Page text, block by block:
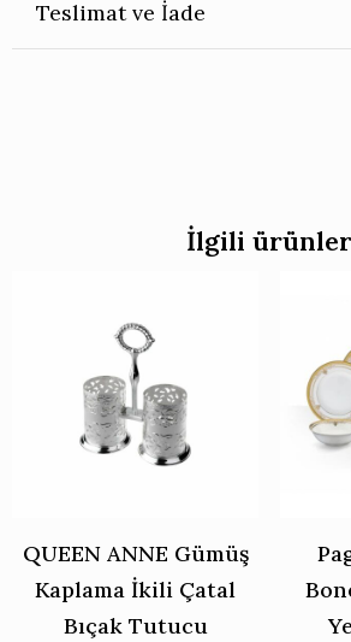
Teslimat ve İade
İlgili ürünler
QUEEN ANNE Gümüş
Kaplama İkili Çatal
Bıçak Tutucu